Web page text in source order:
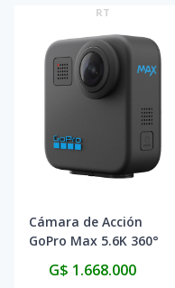
RT
Cámara de Acción
GoPro Max 5.6K 360°
BlackG$ 1.668.000